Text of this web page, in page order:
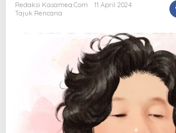
Redaksi Kasamea.com
11 April 2024
Tajuk Rencana